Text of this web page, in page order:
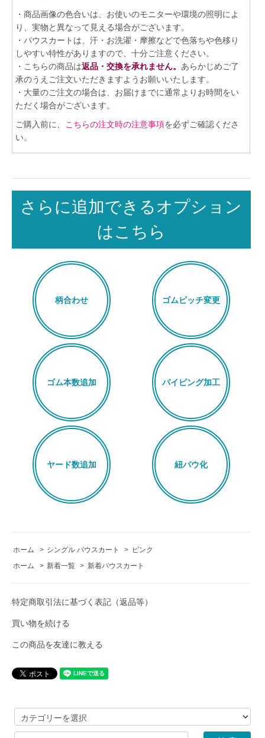
・商品画像の色合いは、お使いのモニターや環境の照明によ
り、実物と異なって見える場合がございます。
・パウスカートは、汗・お洗濯・摩擦などで色落ちや色移り
しやすい特性がありますので、十分ご注意ください。
・こちらの商品は返品・交換を承れません。 あらかじめご了
承のうえご注文いただきますようお願いいたします。
・大量のご注文の場合は、お届けまでに通常よりお時間をい
ただく場合がございます。
ご購入前に、
こちらの注文時の注意事項を必ずご確認くださ
い。
さらに追加できるオプション
はこちら
柄合わせ ゴムピッチ変更
ゴム本数追加 パイピング加工
ヤード数追加 紐パウ化
ホーム > シングル パウスカート > ピンク
ホーム
> 新着一覧 > 新着パウスカート
特定商取引法に基づく表記（返品等）
買い物を続ける
この商品を友達に教える